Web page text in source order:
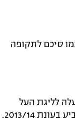
סיכם לתקופה
לליגת העל
וכבש שבעה שערים במדי אשדוד. מהדרום הצפין לקריית שמונה וזכה עמה בגביע בעונת 2013/14.